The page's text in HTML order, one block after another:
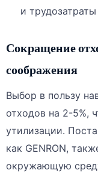
и
Сокращение
соображения
Выбор в пользу
отходов на 2-5%,
утилизации.
как GENRON,
окружающую